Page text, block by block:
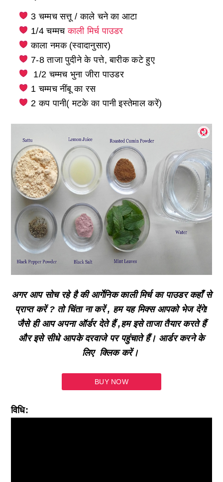
3 चम्मच सत्तू / काले चने का आटा
1/4 चम्मचकाली मिर्च पाउडर
काला नमक (स्वादानुसार)
7-8 ताजा पुदीने के पत्ते, बारीक कटे हुए
1/2 चम्मच भुना जीरा पाउडर
1 चम्मच नींबू का रस
2 कप पानी( मटके का पानी इस्तेमाल करें)
अगर आप सोच रहे है की आर्गेनिक काली मिर्च का पाउडर कहाँ से
प्राप्त करें ? तो चिंता ना करें , हम यह मिक्स आपको भेज देंगे!
जैसे ही आप अपना ऑर्डर देते हैं ,हम इसे ताजा तैयार करते हैं
और इसे सीधे आपके दरवाजे पर पहुंचाते हैं। आर्डर करने के
लिए क्लिक करें।
BUY NOW
विधि: